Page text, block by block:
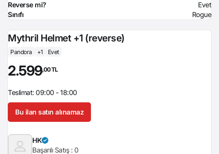
Reverse mi?
Evet
Sınıfı
Rogue
Mythril Helmet +1 (reverse)
Pandora +1 Evet
2.599,00 TL
Teslimat: 09:00 - 18:00
Bu ilan satın alınamaz
HK
Başarılı Satış : 0